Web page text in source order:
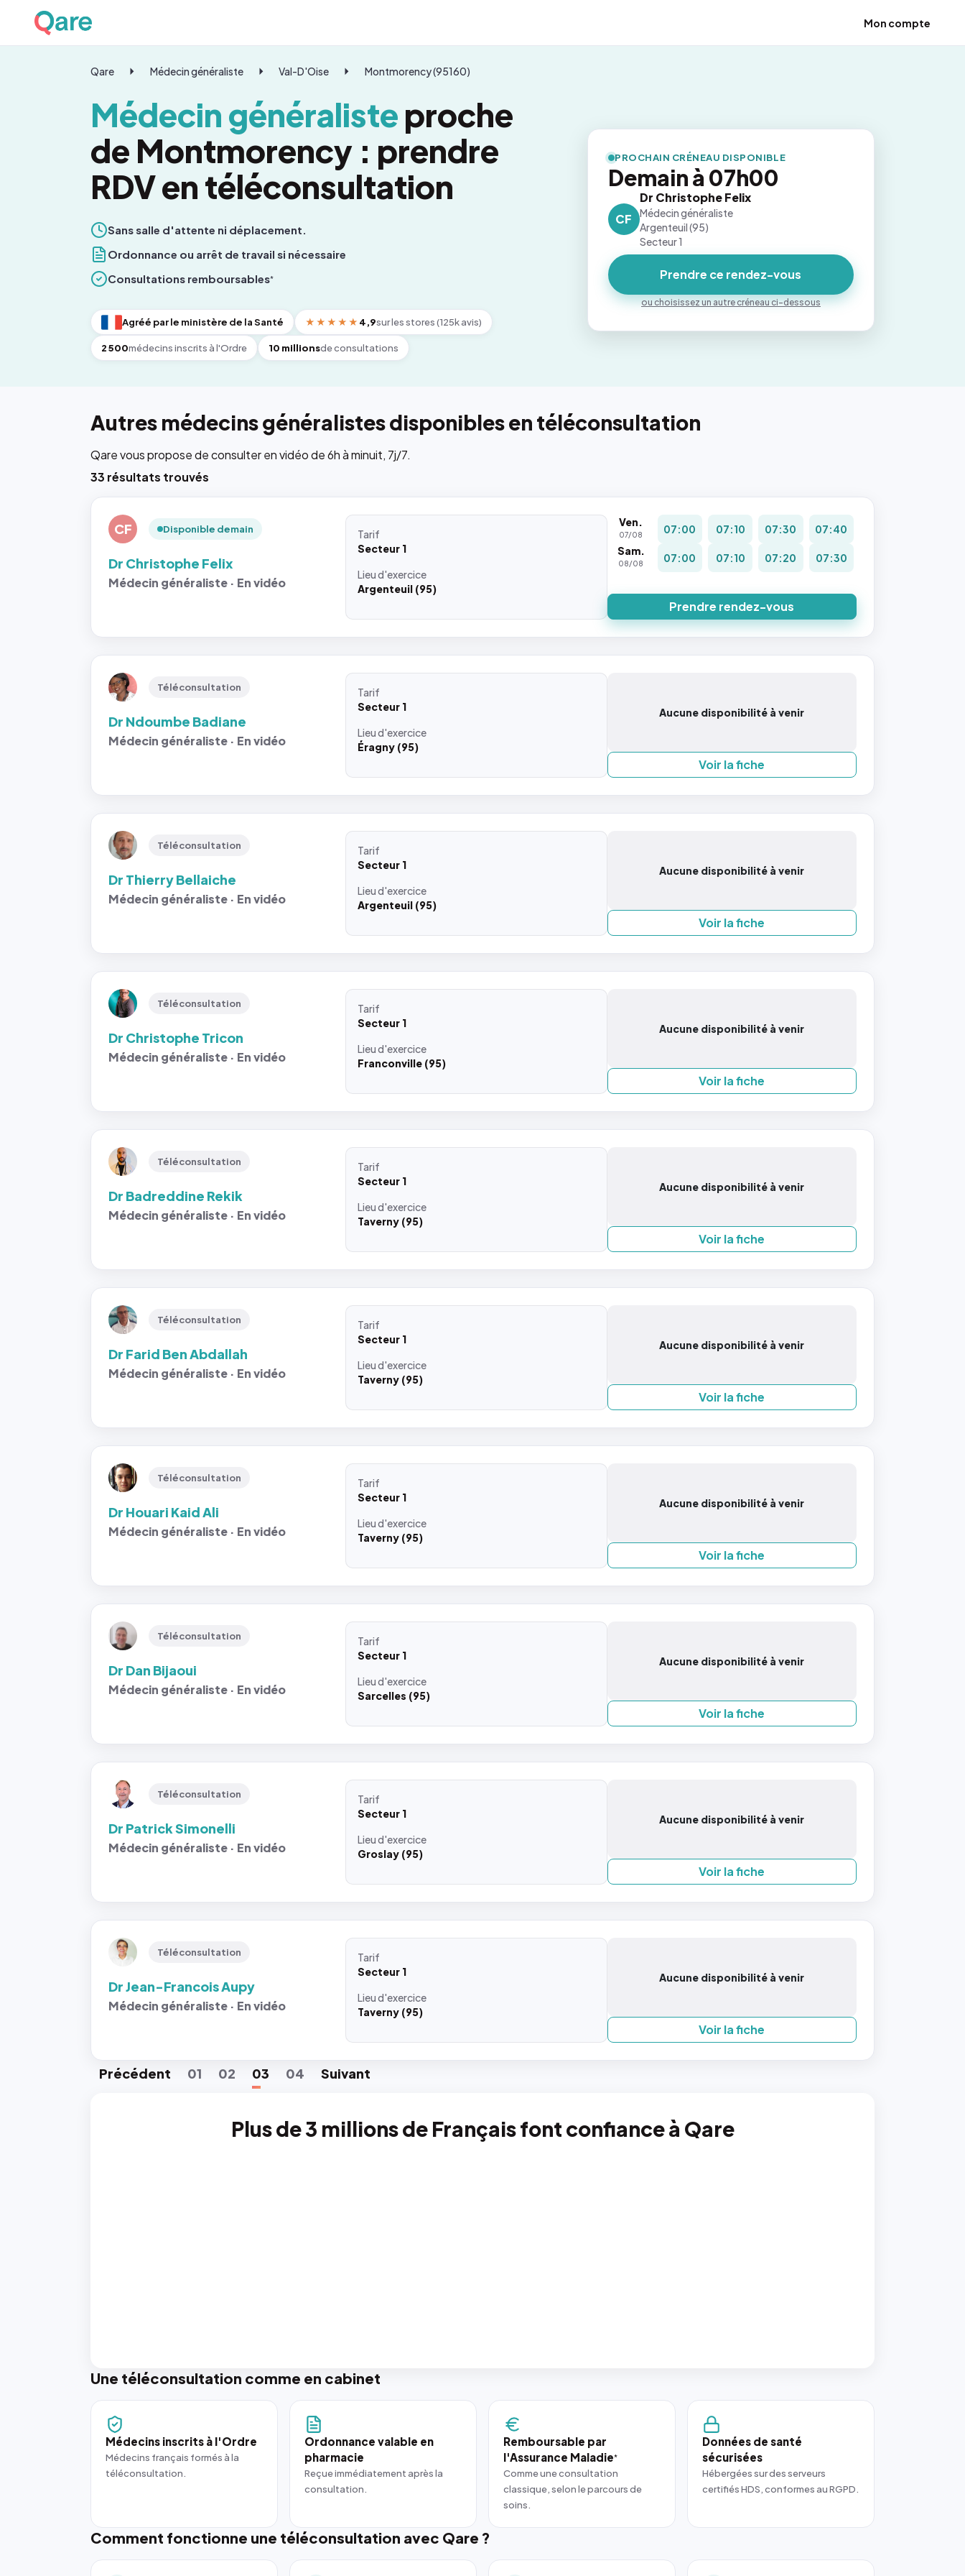
Mon compte
Qare Médecin généraliste Val-D'Oise Montmorency (95160)
Médecin généralisteproche
de Montmorency : prendre
RDV en téléconsultation
Sans salle d'attente ni déplacement.
Ordonnance ou arrêt de travail si nécessaire
Consultations remboursables*
Agréé par le ministère de la Santé ★★★★★ 4,9sur les stores (125k avis)
2 500médecins inscrits à l'Ordre 10 millionsde consultations
PROCHAIN CRÉNEAU DISPONIBLE
Demain à 07h00
CF
Dr Christophe Felix
Médecin généraliste
Argenteuil (95)
Secteur 1
Prendre ce rendez-vous
ou choisissez un autre créneau ci-dessous
Autres médecins généralistes disponibles en téléconsultation
Qare vous propose de consulter en vidéo de 6h à minuit, 7j/7.
33 résultats trouvés
CF Disponible demain
Dr Christophe Felix
Médecin généraliste · En vidéo
Tarif
Secteur 1
Lieud'exercice
Argenteuil (95)
Ven.
07/08 07:00 07:10 07:30
07:40
Sam.
08/08 07:00 07:10 07:20 07:30
Prendre rendez-vous
Téléconsultation
Dr Ndoumbe Badiane
Médecin généraliste · En vidéo
Tarif
Secteur 1
Lieud'exercice
Éragny (95)
Aucune disponibilité à venir
Voir la fiche
Téléconsultation
Dr Thierry Bellaiche
Médecin généraliste · En vidéo
Tarif
Secteur 1
Lieud'exercice
Argenteuil (95)
Aucune disponibilité à venir
Voir la fiche
Téléconsultation
Dr Christophe Tricon
Médecin généraliste · En vidéo
Tarif
Secteur 1
Lieud'exercice
Franconville (95)
Aucune disponibilité à venir
Voir la fiche
Téléconsultation
Dr Badreddine Rekik
Médecin généraliste · En vidéo
Tarif
Secteur 1
Lieud'exercice
Taverny (95)
Aucune disponibilité à venir
Voir la fiche
Téléconsultation
Dr Farid Ben Abdallah
Médecin généraliste · En vidéo
Tarif
Secteur 1
Lieud'exercice
Taverny (95)
Aucune disponibilité à venir
Voir la fiche
Téléconsultation
Dr Houari Kaid Ali
Médecin généraliste · En vidéo
Tarif
Secteur 1
Lieud'exercice
Taverny (95)
Aucune disponibilité à venir
Voir la fiche
Téléconsultation
Dr Dan Bijaoui
Médecin généraliste · En vidéo
Tarif
Secteur 1
Lieud'exercice
Sarcelles (95)
Aucune disponibilité à venir
Voir la fiche
Téléconsultation
Dr Patrick Simonelli
Médecin généraliste · En vidéo
Tarif
Secteur 1
Lieud'exercice
Groslay (95)
Aucune disponibilité à venir
Voir la fiche
Téléconsultation
Dr Jean-Francois Aupy
Médecin généraliste · En vidéo
Tarif
Secteur 1
Lieud'exercice
Taverny (95)
Aucune disponibilité à venir
Voir la fiche
Précédent 01 02 03 04 Suivant
Plus de 3 millions de Français font confiance à Qare
Une téléconsultation comme en cabinet
Médecins inscrits à l'Ordre
Médecins français formés à la
téléconsultation.
Ordonnance valable en
pharmacie
Reçue immédiatement après la
consultation.
Remboursable par
l'Assurance Maladie*
Comme une consultation
classique, selon le parcours de
soins.
Données de santé
sécurisées
Hébergées sur des serveurs
certifiés HDS, conformes au RGPD.
Comment fonctionne une téléconsultation avec Qare ?